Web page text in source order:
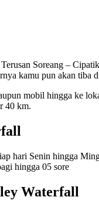
Soreang –
kamu pun akan tiba
mobil hingga ke
40 km.
hari Senin hingga
hingga 05 sore
Waterfall